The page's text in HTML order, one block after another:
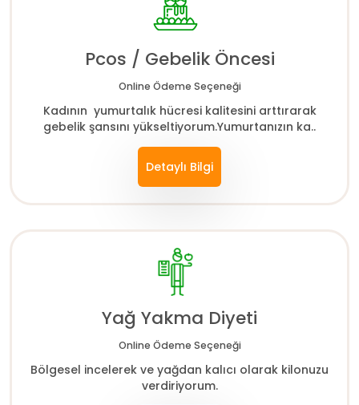
Pcos / Gebelik Öncesi
Online Ödeme Seçeneği
Kadının yumurtalık hücresi kalitesini arttırarak
gebelik şansını yükseltiyorum.Yumurtanızın ka..
Detaylı Bilgi
Yağ Yakma Diyeti
Online Ödeme Seçeneği
Bölgesel incelerek ve yağdan kalıcı olarak kilonuzu
verdiriyorum.